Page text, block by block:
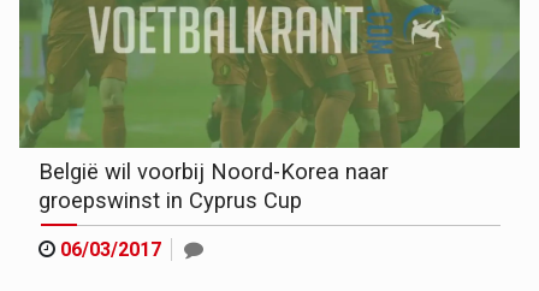
België wil voorbij Noord-Korea naar
groepswinst in Cyprus Cup
06/03/2017